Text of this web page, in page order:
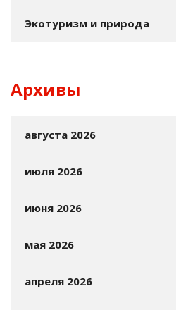
Экотуризм и природа
Архивы
августа 2026
июля 2026
июня 2026
мая 2026
апреля 2026